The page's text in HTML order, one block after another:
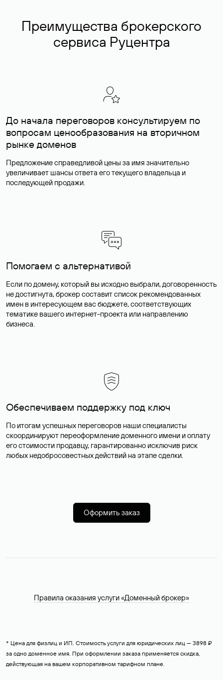
Преимущества брокерского
сервиса Руцентра
До начала переговоров консультируем по
вопросам ценообразования на вторичном
рынке доменов
Предложение справедливой цены за имя значительно
увеличивает шансы ответа его текущего владельца и
последующей продажи.
Помогаем с альтернативой
Если по домену, который вы исходно выбрали, договоренность
не достигнута, брокер составит список рекомендованных
имен в интересующем вас бюджете, соответствующих
тематике вашего интернет-проекта или направлению
бизнеса.
Обеспечиваем поддержку под ключ
По итогам успешных переговоров наши специалисты
скоординируют переоформление доменного имени и оплату
его стоимости продавцу, гарантированно исключив риск
любых недобросовестных действий на этапе сделки.
Оформить заказ
Правила оказания услуги «Доменный брокер»
* Цена для физлиц и ИП. Стоимость услуги для юридических лиц — 3898 ₽
за одно доменное имя. При оформлении заказа применяется скидка,
действующая на вашем корпоративном тарифном плане.